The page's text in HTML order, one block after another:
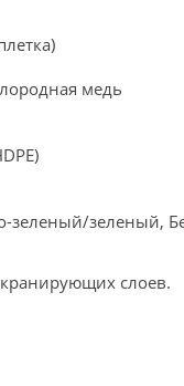
медь
зеленый/зеленый,
слоев.